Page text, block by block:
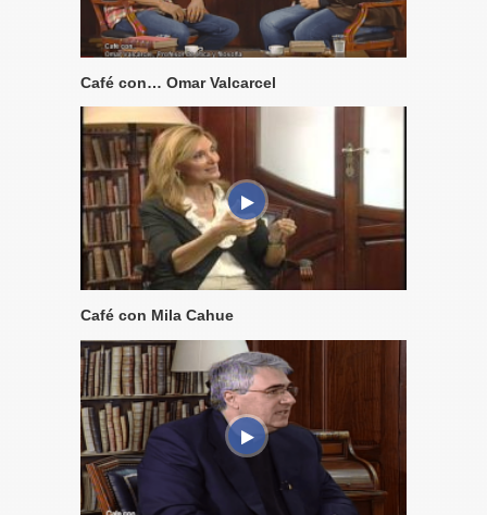
Café con… Omar Valcarcel
Café con Mila Cahue